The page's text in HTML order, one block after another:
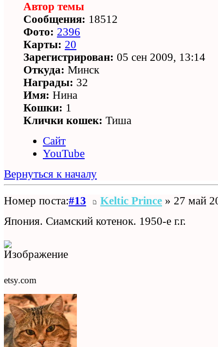
Автор темы
Сообщения: 18512
Фото: 2396
Карты: 20
Зарегистрирован: 05 сен 2009, 13:14
Откуда: Минск
Награды: 32
Имя: Нина
Кошки: 1
Клички кошек: Тиша
Сайт
YouTube
Вернуться к началу
Номер поста:#13 Keltic Prince » 27 май
Япония. Сиамский котенок. 1950-е г.г.
etsy.com